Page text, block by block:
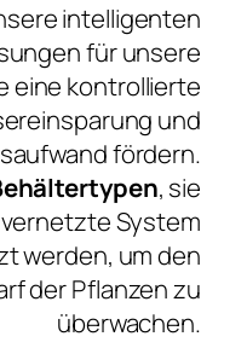
intelligenten
für unsere
eine kontrollierte
und
fördern.
, sie
System
werden, um den
der Pflanzen zu
überwachen.